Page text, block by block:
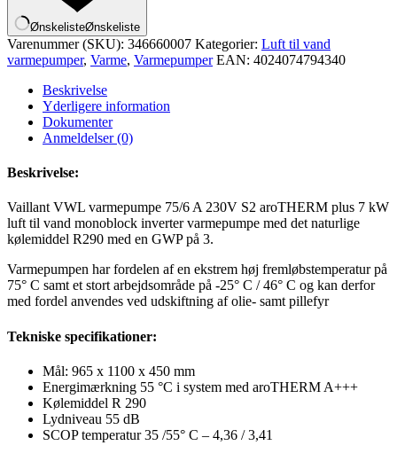
ØnskelisteØnskeliste
Varenummer (SKU): 346660007 Kategorier: Luft til vand
varmepumper, Varme, Varmepumper EAN: 4024074794340
Beskrivelse
Yderligere information
Dokumenter
Anmeldelser (0)
Beskrivelse:
Vaillant VWL varmepumpe 75/6 A 230V S2 aroTHERM plus 7 kW
luft til vand monoblock inverter varmepumpe med det naturlige
kølemiddel R290 med en GWP på 3.
Varmepumpen har fordelen af en ekstrem høj fremløbstemperatur på
75° C samt et stort arbejdsområde på -25° C / 46° C og kan derfor
med fordel anvendes ved udskiftning af olie- samt pillefyr
Tekniske specifikationer:
Mål: 965 x 1100 x 450 mm
Energimærkning 55 °C i system med aroTHERM A+++
Kølemiddel R 290
Lydniveau 55 dB
SCOP temperatur 35 /55° C – 4,36 / 3,41